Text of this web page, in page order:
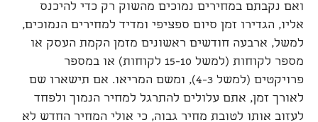
ואם נקבתם במחירים נמוכים מהשוק רק כדי להיכנס
אליו, הגדירו זמן סיום ספציפי ומדיד למחירים הנמוכים,
למשל, ארבעה חודשים ראשונים מזמן הקמת העסק או
מספר לקוחות (למשל 15-10 לקוחות) או במספר
פרויקטים (למשל 4-3), ומשם המריאו. אם תישארו שם
לאורך זמן, אתם עלולים להתרגל למחיר הנמוך ולפחד
לעזוב אותו לטובת מחיר גבוה, כי אולי המחיר החדש לא